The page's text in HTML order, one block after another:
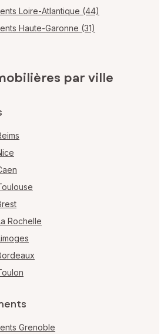
Loire-Atlantique (44)
Haute-Garonne (31)
par ville
Rochelle
Grenoble